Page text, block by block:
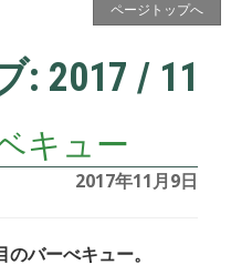
: 2017 / 11
キュー
2017年11月9日
バーべキュー。
ページトップへ